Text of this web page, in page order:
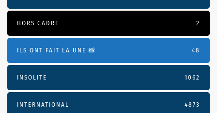
HORS CADRE 2
ILS ONT FAIT LA UNE 📸 48
INSOLITE 1062
INTERNATIONAL 4873